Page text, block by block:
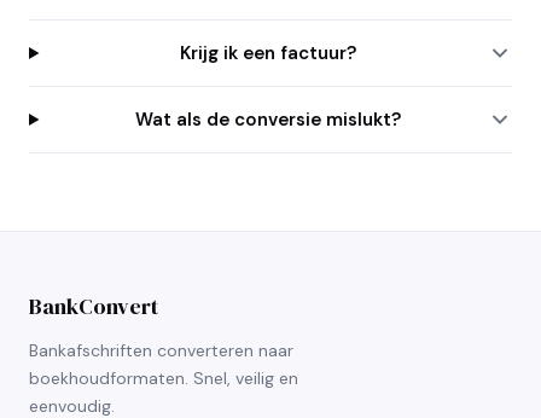
Krijg ik een factuur?
Wat als de conversie mislukt?
BankConvert
Bankafschriften converteren naar
boekhoudformaten. Snel, veilig en
eenvoudig.